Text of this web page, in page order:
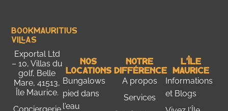
Bookmauritius
Villas
Exportal Ltd
– 10, Villas du
golf, Belle
Mare, 41513,
Île Maurice.
Nos
Locations
Bungalows
pied dans
l'eau
Notre
Différence
A propos
Services
L'Île
Maurice
Informations
et Blogs